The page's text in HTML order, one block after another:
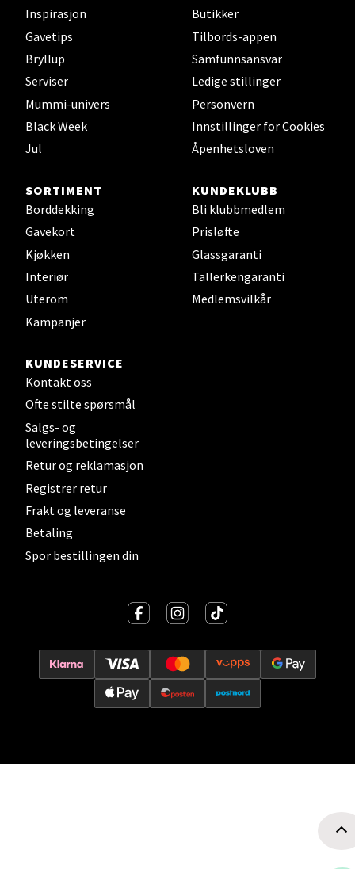
Inspirasjon
Gavetips
Bryllup
Serviser
Mummi-univers
Black Week
Jul
Butikker
Tilbords-appen
Samfunnsansvar
Ledige stillinger
Personvern
Innstillinger for Cookies
Åpenhetsloven
SORTIMENT
Borddekking
Gavekort
Kjøkken
Interiør
Uterom
Kampanjer
KUNDEKLUBB
Bli klubbmedlem
Prisløfte
Glassgaranti
Tallerkengaranti
Medlemsvilkår
KUNDESERVICE
Kontakt oss
Ofte stilte spørsmål
Salgs- og
leveringsbetingelser
Retur og reklamasjon
Registrer retur
Frakt og leveranse
Betaling
Spor bestillingen din
Åpent i dag 10-19
Sjøfartsgata 2, 7714 Steinkjer
Åpent i dag 10-20
0 i butikk
Leirvik - Stord
Torgbakken 2, 5401 Stord
Åpent i dag 10-17
0 i butikk
Vitaminveien 7 - 9, 0485 Oslo
Åpent i dag 10-21
0 i butikk